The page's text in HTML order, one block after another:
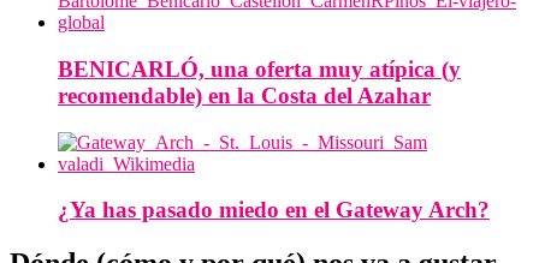
BENICARLÓ, una oferta muy atípica (y
recomendable) en la Costa del Azahar
¿Ya has pasado miedo en el Gateway Arch?